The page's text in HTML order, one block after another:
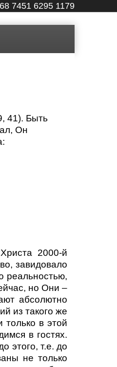
7451 6295 1179
41). Быть
Он
2000-й
завидовало
реальностью,
но Они –
абсолютно
из такого же
в этой
в гостях.
этого, т.е. до
не только